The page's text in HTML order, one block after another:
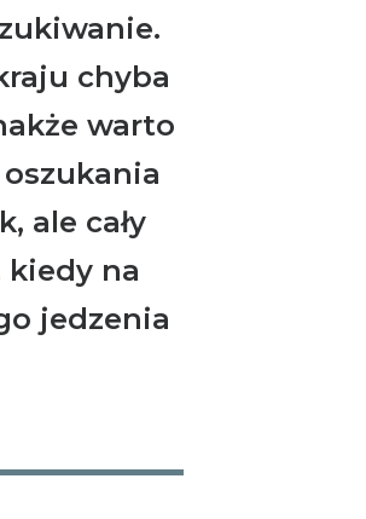
chyba
warto
ale cały
kiedy na
jedzenia